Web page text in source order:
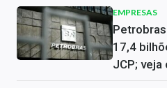
EMPRESAS
17,4
JCP;